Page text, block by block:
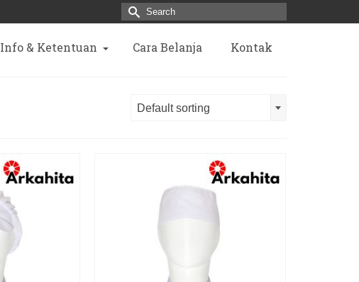
Search
Info & Ketentuan Cara Belanja Kontak
Default sorting